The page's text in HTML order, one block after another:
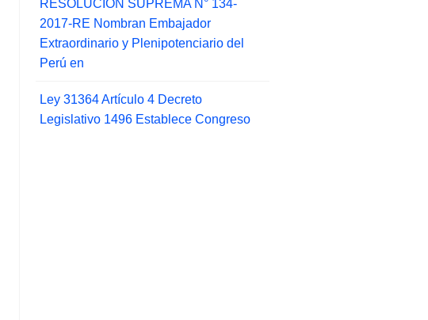
RESOLUCIÓN SUPREMA N° 134-
2017-RE Nombran Embajador
Extraordinario y Plenipotenciario del
Perú en
Ley 31364 Artículo 4 Decreto
Legislativo 1496 Establece Congreso